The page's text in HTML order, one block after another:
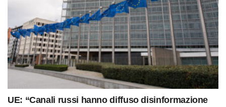
UE: “Canali russi hanno diffuso disinformazione